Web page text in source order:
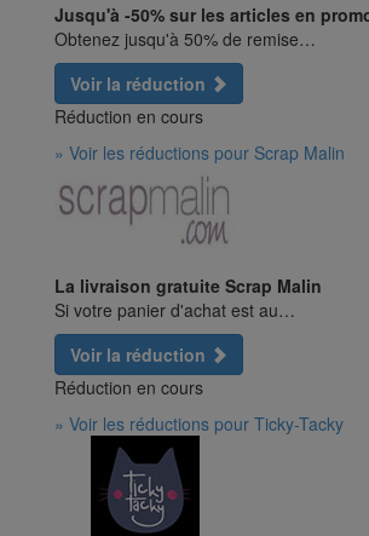
Jusqu'à -50% sur les articles en
Obtenez jusqu'à 50% de remise…
Voir la réduction
Réduction en cours
» Voir les réductions pour Scrap Malin
La livraison gratuite Scrap Malin
Si votre panier d'achat est au…
Voir la réduction
Réduction en cours
» Voir les réductions pour Ticky-Tacky